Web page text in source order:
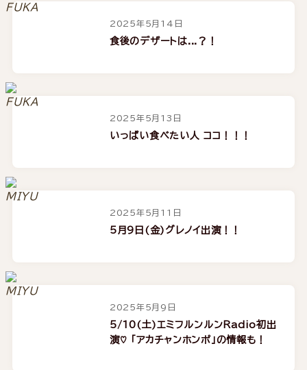
2025年5月14日
食後のデザートは...？！
2025年5月13日
いっぱい食べたい人 ココ！！！
2025年5月11日
5月9日(金)グレノイ出演！！
2025年5月9日
5/10(土)エミフルンルンRadio初出
演♡ 「アカチャンホンポ」の情報も！